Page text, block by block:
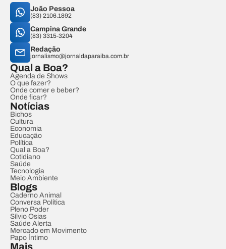
João Pessoa
(83) 2106.1892
Campina Grande
(83) 3315-3204
Redação
jornalismo@jornaldaparaiba.com.br
Qual a Boa?
Agenda de Shows
O que fazer?
Onde comer e beber?
Onde ficar?
Notícias
Bichos
Cultura
Economia
Educação
Política
Qual a Boa?
Cotidiano
Saúde
Tecnologia
Meio Ambiente
Blogs
Caderno Animal
Conversa Política
Pleno Poder
Sílvio Osias
Saúde Alerta
Mercado em Movimento
Papo Íntimo
Mais